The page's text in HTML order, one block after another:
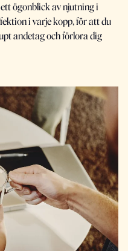
ögonblick av njutning i
i varje kopp, för att du
andetag och förlora dig